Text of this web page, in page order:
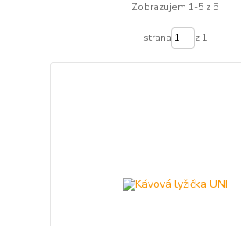
Zobrazujem 1-5 z 5
strana z 1